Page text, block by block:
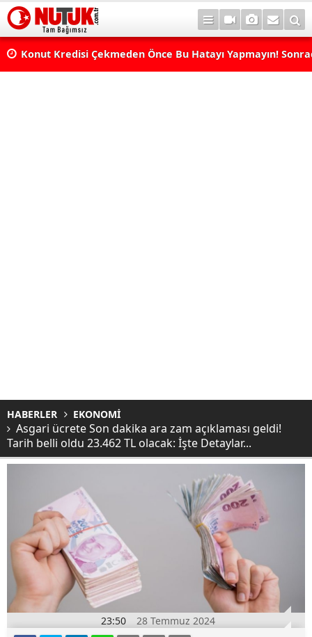
Konut Kredisi Çekmeden Önce Bu Hatayı Yapmayın!
HABERLER EKONOMİ
Asgari ücrete Son dakika ara zam açıklaması geldi!
Tarih belli oldu 23.462 TL olacak: İşte Detaylar...
23:50 28 Temmuz 2024